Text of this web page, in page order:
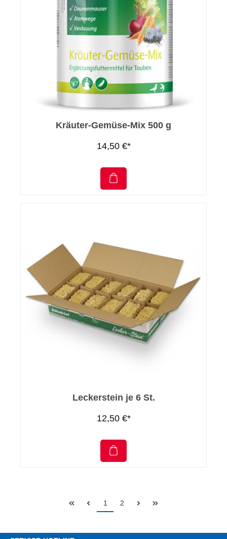
Kräuter-Gemüse-Mix 500 g
14,50 €*
Leckerstein je 6 St.
12,50 €*
1 2